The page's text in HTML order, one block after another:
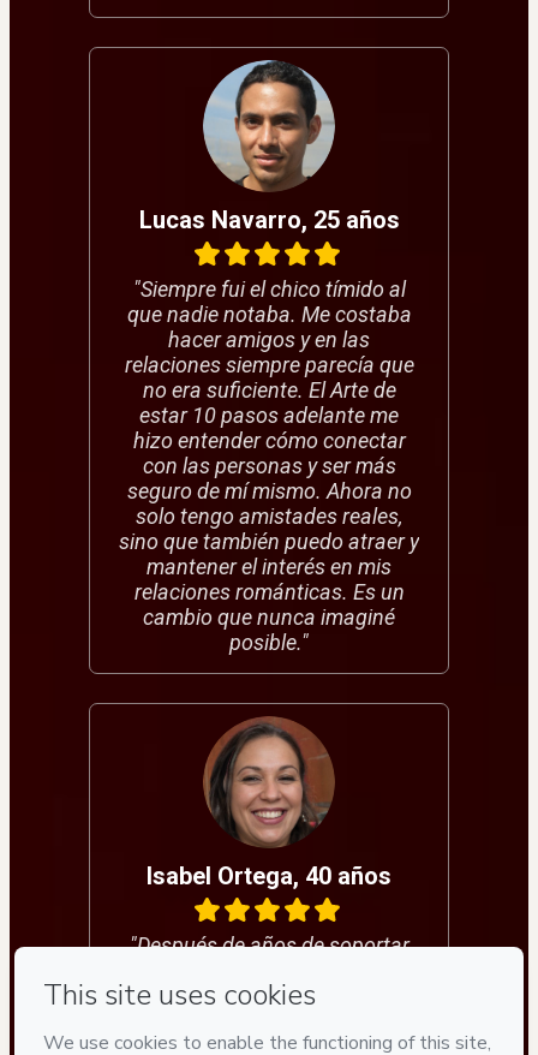
Lucas Navarro, 25 años
"Siempre fui el chico tímido al
que nadie notaba. Me costaba
hacer amigos y en las
relaciones siempre parecía que
no era suficiente. El Arte de
estar 10 pasos adelante me
hizo entender cómo conectar
con las personas y ser más
seguro de mí mismo. Ahora no
solo tengo amistades reales,
sino que también puedo atraer y
mantener el interés en mis
relaciones románticas. Es un
cambio que nunca imaginé
posible."
Isabel Ortega, 40 años
"Después de años de soportar
humillaciones por parte de mi
había perdido toda mi dignidad